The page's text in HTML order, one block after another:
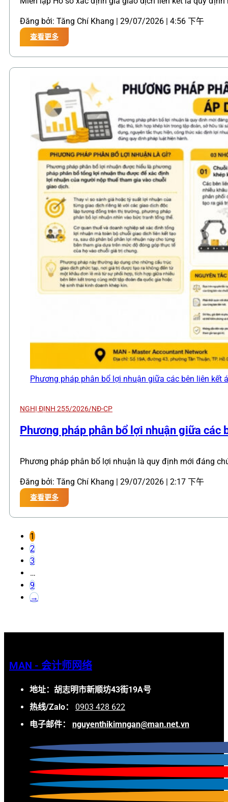
Đăng bởi: Tăng Chí Khang | 29/07/2026 | 4:56 下午
查看更多
Phương pháp phân bổ lợi nhuận giữa các bên liên kết
NGHỊ ĐỊNH 255/2026/NĐ-CP
Phương pháp phân bổ lợi nhuận giữa
Phương pháp phân bổ lợi nhuận là quy định mới đáng
Đăng bởi: Tăng Chí Khang | 29/07/2026 | 2:17 下午
查看更多
1
2
3
…
9
→
MAN - 会计师网络
地址：胡志明市新顺坊43街19A号
热线/Zalo： 0903 428 622
电子邮件： nguyenthikimngan@man.net.vn